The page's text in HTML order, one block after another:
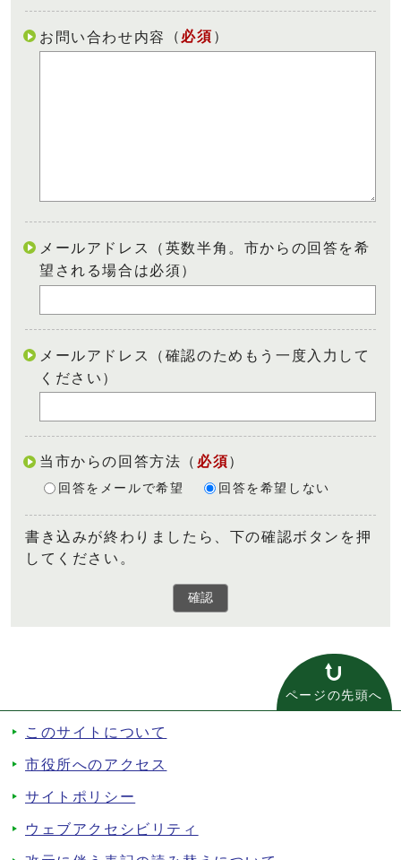
お問い合わせ内容 （ 必須 ）
メールアドレス（英数半角。市からの回答を希
望される場合は必須）
メールアドレス（確認のためもう一度入力して
ください）
当市からの回答方法 （ 必須）
回答をメールで希望 回答を希望しない
書き込みが終わりましたら、下の確認ボタンを押
してください。
確認
ページの先頭へ
このサイトについて
市役所へのアクセス
サイトポリシー
ウェブアクセシビリティ